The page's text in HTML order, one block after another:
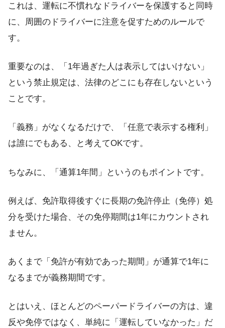
これは、運転に不慣れなドライバーを保護すると同時
に、周囲のドライバーに注意を促すためのルールで
す。
重要なのは、「1年過ぎた人は表示してはいけない」
という禁止規定は、法律のどこにも存在しないという
ことです。
「義務」がなくなるだけで、「任意で表示する権利」
は誰にでもある、と考えてOKです。
ちなみに、「通算1年間」というのもポイントです。
例えば、免許取得後すぐに長期の免許停止（免停）処
分を受けた場合、その免停期間は1年にカウントされ
ません。
あくまで「免許が有効であった期間」が通算で1年に
なるまでが義務期間です。
とはいえ、ほとんどのペーパードライバーの方は、違
反や免停ではなく、単純に「運転していなかった」だ